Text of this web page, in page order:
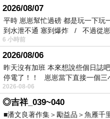
的優惠折扣喔！
=>點此取得優惠<=
2026/08/07
平時 崽崽幫忙過磅 都是玩一下玩
到水泄不通 塞到爆炸 / 不過從
6 小時前
2026/08/06
昨天沒有加班 本來想說些個日誌
停電了！！ 崽崽當下直接一個三
2026-08-06
◎吉祥_039~040
■潘文良著作集＞勵益品＞魚雁